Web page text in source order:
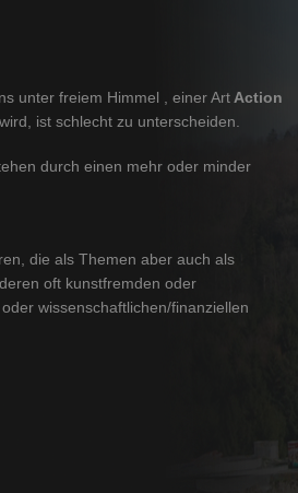
unter freiem Himmel , einer Art Action
ist schlecht zu unterscheiden.
durch einen mehr oder minder
die als Themen aber auch als
oft kunstfremden oder
wissenschaftlichen/finanziellen